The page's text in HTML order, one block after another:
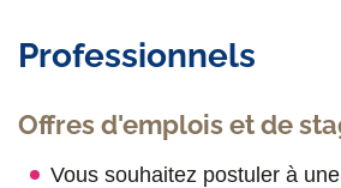
Professionnels
Offres d'emplois et de
Vous souhaitez postuler à